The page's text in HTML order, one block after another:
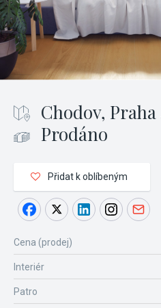
Chodov, Praha
Prodáno
Přidat k oblíbeným
Cena (prodej)
Interiér
Patro